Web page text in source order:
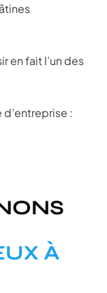
en fait l’un des
:
À